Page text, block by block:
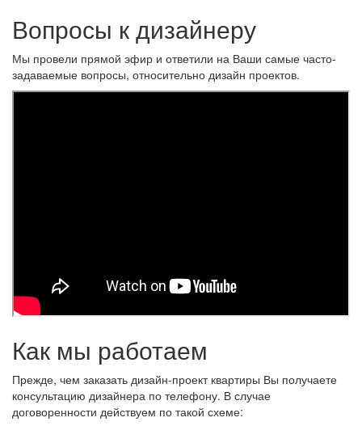
Вопросы к дизайнеру
Мы провели прямой эфир и ответили на Ваши самые часто-
задаваемые вопросы, относительно дизайн проектов.
Как мы работаем
Прежде, чем заказать дизайн-проект квартиры Вы получаете
консультацию дизайнера по телефону. В случае
договоренности действуем по такой схеме: